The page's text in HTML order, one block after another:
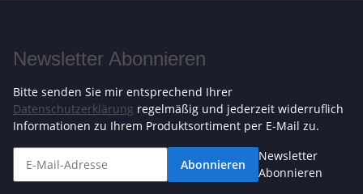
Newsletter Abonnieren
Bitte senden Sie mir entsprechend Ihrer
Datenschutzerklärung regelmäßig und jederzeit widerruflich
Informationen zu Ihrem Produktsortiment per E-Mail zu.
Abonnieren
Newsletter
Abonnieren